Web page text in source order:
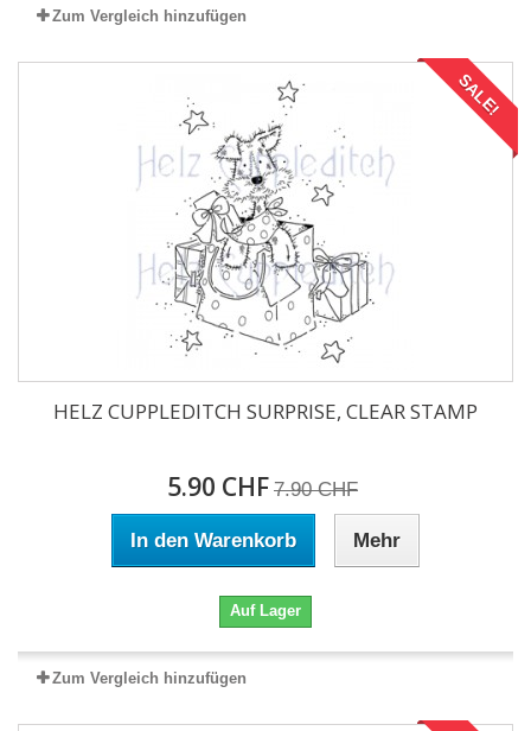
Zum Vergleich hinzufügen
SALE!
HELZ CUPPLEDITCH SURPRISE, CLEAR STAMP
5.90 CHF 7.90 CHF
In den Warenkorb Mehr
Auf Lager
Zum Vergleich hinzufügen